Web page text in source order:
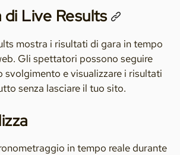
di Live Results
mostra i risultati di gara in tempo
Gli spettatori possono seguire
svolgimento e visualizzare i risultati
senza lasciare il tuo sito.
in tempo reale durante